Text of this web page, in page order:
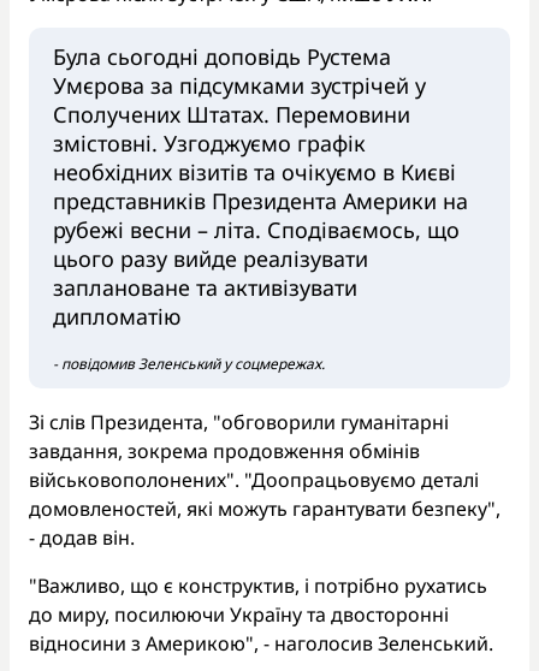
Була сьогодні доповідь Рустема
Умєрова за підсумками зустрічей у
Сполучених Штатах. Перемовини
змістовні. Узгоджуємо графік
необхідних візитів та очікуємо в Києві
представників Президента Америки на
рубежі весни – літа. Сподіваємось, що
цього разу вийде реалізувати
заплановане та активізувати
дипломатію
- повідомив Зеленський у соцмережах.
Зі слів Президента, "обговорили гуманітарні
завдання, зокрема продовження обмінів
військовополонених". "Доопрацьовуємо деталі
домовленостей, які можуть гарантувати безпеку",
- додав він.
"Важливо, що є конструктив, і потрібно рухатись
до миру, посилюючи Україну та двосторонні
відносини з Америкою", - наголосив Зеленський.